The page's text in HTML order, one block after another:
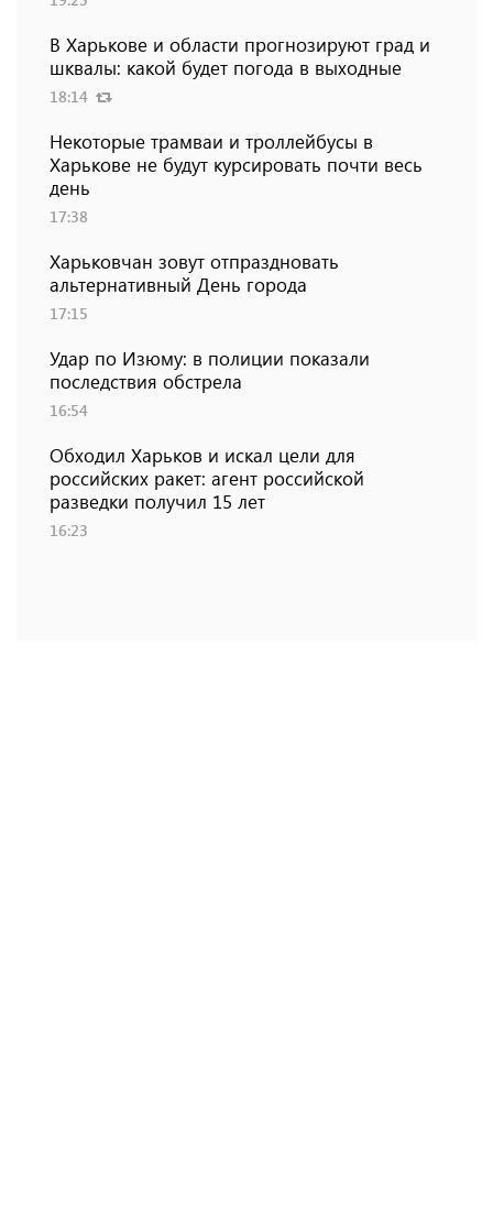
В Харькове и области прогнозируют град и
шквалы: какой будет погода в выходные
18:14
Некоторые трамваи и троллейбусы в
Харькове не будут курсировать почти весь
день
17:38
Харьковчан зовут отпраздновать
альтернативный День города
17:15
Удар по Изюму: в полиции показали
последствия обстрела
16:54
Обходил Харьков и искал цели для
российских ракет: агент российской
разведки получил 15 лет
16:23